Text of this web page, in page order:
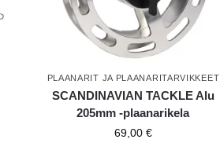
PLAANARIT JA PLAANARITARVIKKEET
SCANDINAVIAN TACKLE Alu
205mm -plaanarikela
69,00 €